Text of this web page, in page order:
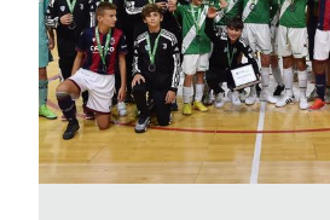
Whistleblowing
Area
Media